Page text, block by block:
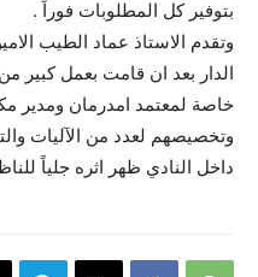
بتوفير كل المطلوبات فوراً .
وتقدم الاستاذ عماد الطيب
الدار بعد ان قامت بعمل كبير
خاصة لمعتمد امدرمان ومدير
وتخصيصهم لعدد من الآليات
داخل النادي ظهر اثره جلياً